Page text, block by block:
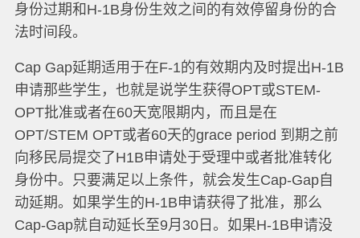
身份过期和H-1B身份生效之间的有效停留身份的合
法时间段。
Cap Gap延期适用于在F-1的有效期内及时提出H-1B
申请那些学生，也就是说学生获得OPT或STEM-
OPT批准或者在60天宽限期内，而且是在
OPT/STEM OPT或者60天的grace period 到期之前
向移民局提交了H1B申请处于受理中或者批准转化
身份中。只要满足以上条件，就会发生Cap-Gap自
动延期。如果学生的H-1B申请获得了批准，那么
Cap-Gap就自动延长至9月30日。如果H-1B申请没